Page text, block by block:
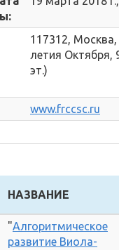
117312, Москва,
летия Октября,
эт.)
www.frccsc.ru
НАЗВАНИЕ
"Алгоритмическое
развитие Виола-